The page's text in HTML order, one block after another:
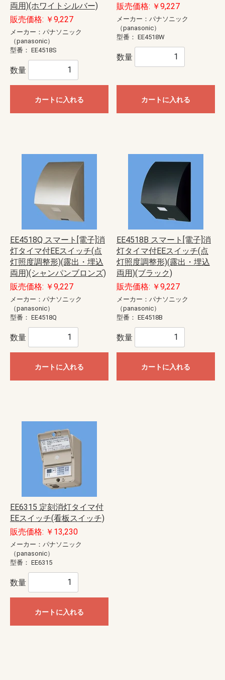
両用)(ホワイトシルバー)
販売価格: ￥9,227
メーカー：パナソニック
（panasonic）
型番： EE4518S
数量
カートに入れる
販売価格: ￥9,227
メーカー：パナソニック
（panasonic）
型番： EE4518W
数量
カートに入れる
EE4518Q スマート[電子]消
灯タイマ付EEスイッチ(点
灯照度調整形)(露出・埋込
両用)(シャンパンブロンズ)
販売価格: ￥9,227
メーカー：パナソニック
（panasonic）
型番： EE4518Q
数量
カートに入れる
EE4518B スマート[電子]消
灯タイマ付EEスイッチ(点
灯照度調整形)(露出・埋込
両用)(ブラック)
販売価格: ￥9,227
メーカー：パナソニック
（panasonic）
型番： EE4518B
数量
カートに入れる
EE6315 定刻消灯タイマ付
EEスイッチ(看板スイッチ)
販売価格: ￥13,230
メーカー：パナソニック
（panasonic）
型番： EE6315
数量
カートに入れる